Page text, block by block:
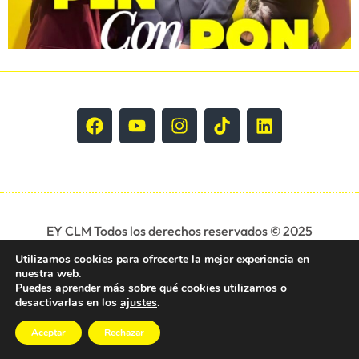
EY CLM Todos los derechos reservados © 2025
Utilizamos cookies para ofrecerte la mejor experiencia en
nuestra web.
Puedes aprender más sobre qué cookies utilizamos o
desactivarlas en los ajustes.
Aceptar Rechazar